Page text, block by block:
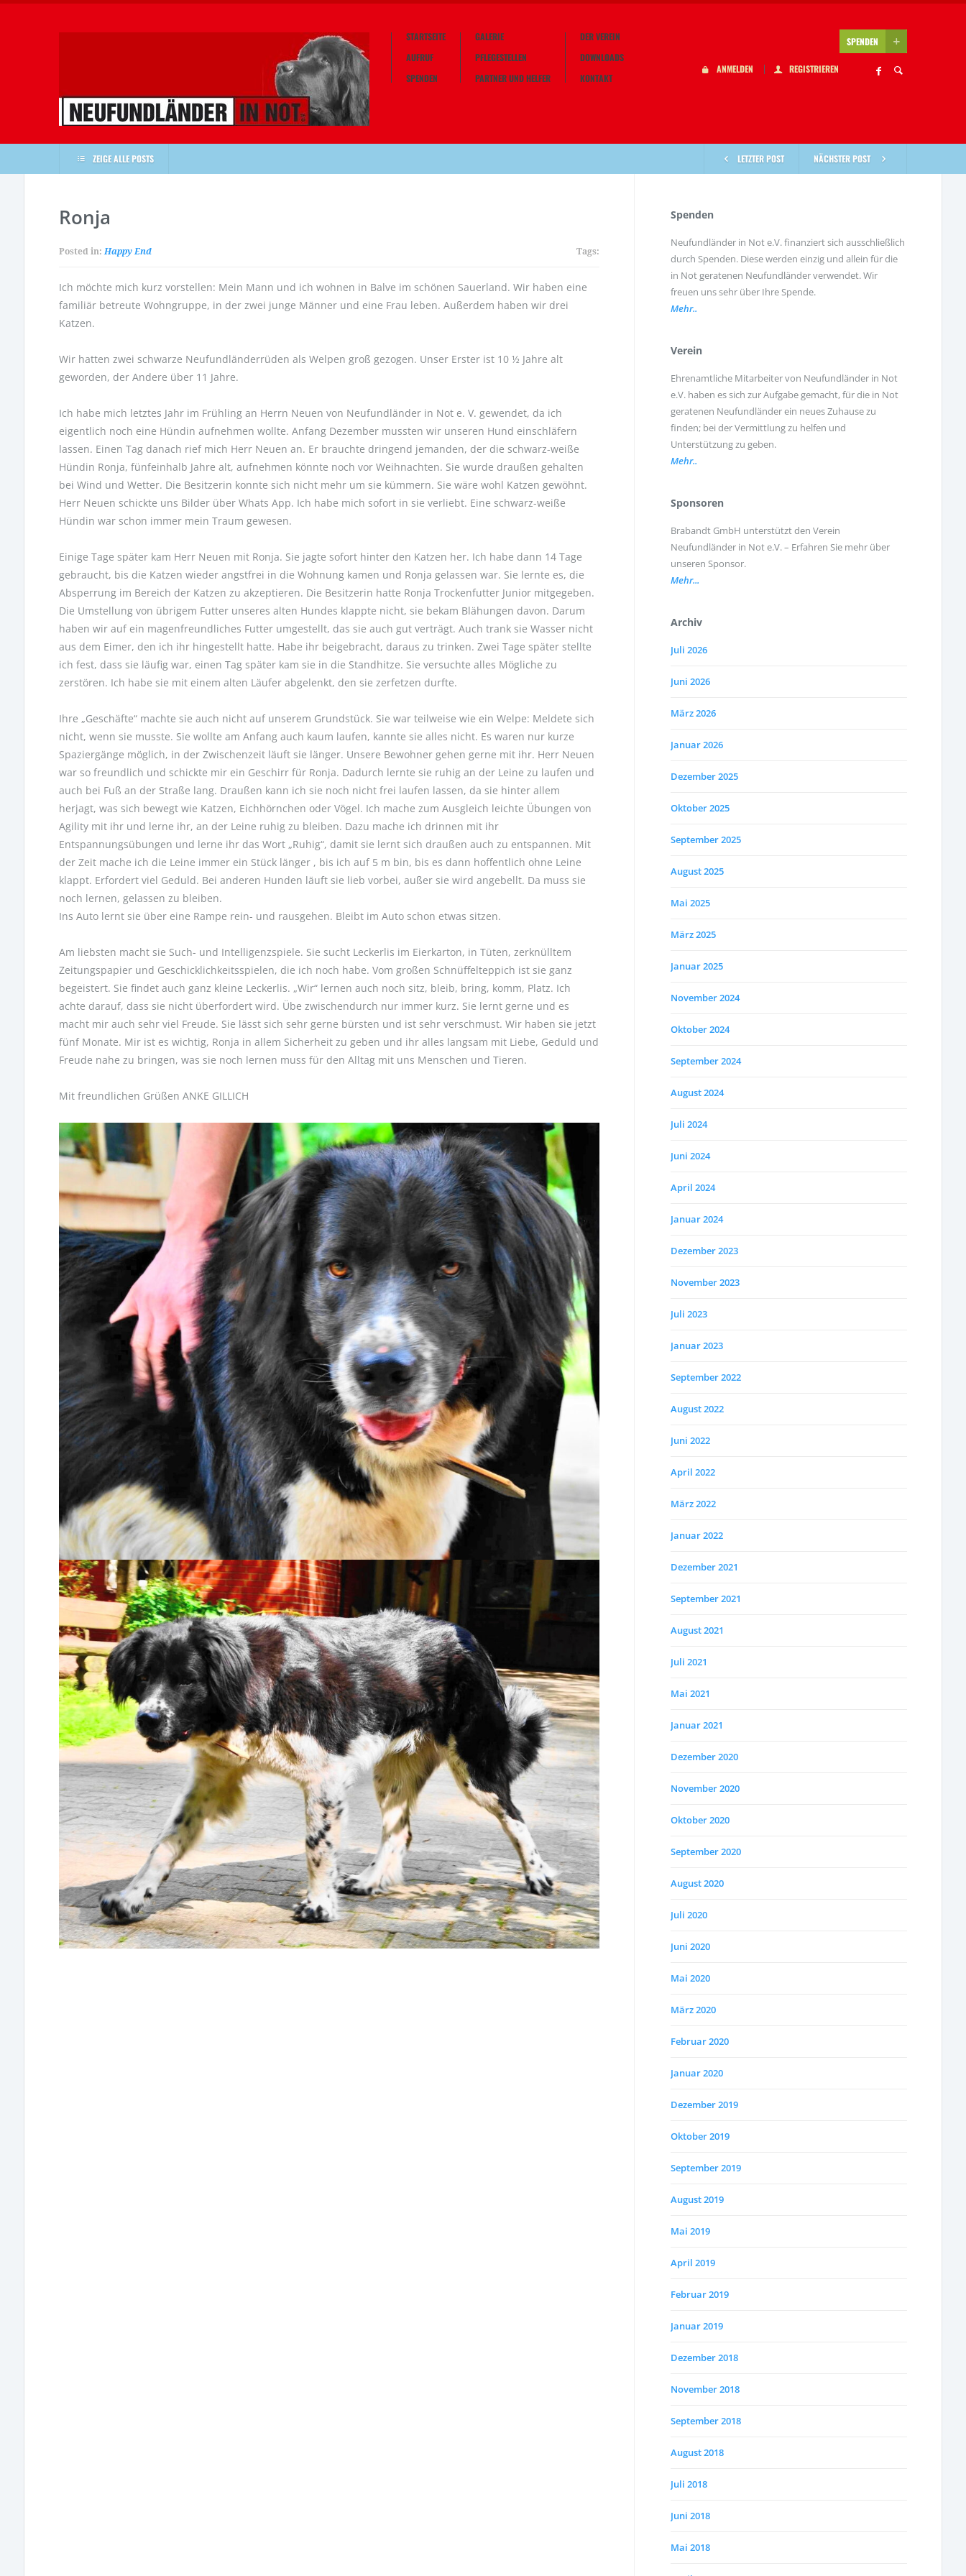
STARTSEITE
AUFRUF
SPENDEN
GALERIE
PFLEGESTELLEN
PARTNER UND HELFER
DER VEREIN
DOWNLOADS
KONTAKT
SPENDEN
ANMELDEN REGISTRIEREN
ZEIGE ALLE POSTS LETZTER POST NÄCHSTER POST
Ronja
Posted in:Happy End Tags:
Ich möchte mich kurz vorstellen: Mein Mann und ich wohnen in Balve im schönen Sauerland. Wir haben eine
familiär betreute Wohngruppe, in der zwei junge Männer und eine Frau leben. Außerdem haben wir drei
Katzen.
Wir hatten zwei schwarze Neufundländerrüden als Welpen groß gezogen. Unser Erster ist 10 ½ Jahre alt
geworden, der Andere über 11 Jahre.
Ich habe mich letztes Jahr im Frühling an Herrn Neuen von Neufundländer in Not e. V. gewendet, da ich
eigentlich noch eine Hündin aufnehmen wollte. Anfang Dezember mussten wir unseren Hund einschläfern
lassen. Einen Tag danach rief mich Herr Neuen an. Er brauchte dringend jemanden, der die schwarz-weiße
Hündin Ronja, fünfeinhalb Jahre alt, aufnehmen könnte noch vor Weihnachten. Sie wurde draußen gehalten
bei Wind und Wetter. Die Besitzerin konnte sich nicht mehr um sie kümmern. Sie wäre wohl Katzen gewöhnt.
Herr Neuen schickte uns Bilder über Whats App. Ich habe mich sofort in sie verliebt. Eine schwarz-weiße
Hündin war schon immer mein Traum gewesen.
Einige Tage später kam Herr Neuen mit Ronja. Sie jagte sofort hinter den Katzen her. Ich habe dann 14 Tage
gebraucht, bis die Katzen wieder angstfrei in die Wohnung kamen und Ronja gelassen war. Sie lernte es, die
Absperrung im Bereich der Katzen zu akzeptieren. Die Besitzerin hatte Ronja Trockenfutter Junior mitgegeben.
Die Umstellung von übrigem Futter unseres alten Hundes klappte nicht, sie bekam Blähungen davon. Darum
haben wir auf ein magenfreundliches Futter umgestellt, das sie auch gut verträgt. Auch trank sie Wasser nicht
aus dem Eimer, den ich ihr hingestellt hatte. Habe ihr beigebracht, daraus zu trinken. Zwei Tage später stellte
ich fest, dass sie läufig war, einen Tag später kam sie in die Standhitze. Sie versuchte alles Mögliche zu
zerstören. Ich habe sie mit einem alten Läufer abgelenkt, den sie zerfetzen durfte.
Ihre „Geschäfte“ machte sie auch nicht auf unserem Grundstück. Sie war teilweise wie ein Welpe: Meldete sich
nicht, wenn sie musste. Sie wollte am Anfang auch kaum laufen, kannte sie alles nicht. Es waren nur kurze
Spaziergänge möglich, in der Zwischenzeit läuft sie länger. Unsere Bewohner gehen gerne mit ihr. Herr Neuen
war so freundlich und schickte mir ein Geschirr für Ronja. Dadurch lernte sie ruhig an der Leine zu laufen und
auch bei Fuß an der Straße lang. Draußen kann ich sie noch nicht frei laufen lassen, da sie hinter allem
herjagt, was sich bewegt wie Katzen, Eichhörnchen oder Vögel. Ich mache zum Ausgleich leichte Übungen von
Agility mit ihr und lerne ihr, an der Leine ruhig zu bleiben. Dazu mache ich drinnen mit ihr
Entspannungsübungen und lerne ihr das Wort „Ruhig“, damit sie lernt sich draußen auch zu entspannen. Mit
der Zeit mache ich die Leine immer ein Stück länger , bis ich auf 5 m bin, bis es dann hoffentlich ohne Leine
klappt. Erfordert viel Geduld. Bei anderen Hunden läuft sie lieb vorbei, außer sie wird angebellt. Da muss sie
noch lernen, gelassen zu bleiben.
Ins Auto lernt sie über eine Rampe rein- und rausgehen. Bleibt im Auto schon etwas sitzen.
Am liebsten macht sie Such- und Intelligenzspiele. Sie sucht Leckerlis im Eierkarton, in Tüten, zerknülltem
Zeitungspapier und Geschicklichkeitsspielen, die ich noch habe. Vom großen Schnüffelteppich ist sie ganz
begeistert. Sie findet auch ganz kleine Leckerlis. „Wir“ lernen auch noch sitz, bleib, bring, komm, Platz. Ich
achte darauf, dass sie nicht überfordert wird. Übe zwischendurch nur immer kurz. Sie lernt gerne und es
macht mir auch sehr viel Freude. Sie lässt sich sehr gerne bürsten und ist sehr verschmust. Wir haben sie jetzt
fünf Monate. Mir ist es wichtig, Ronja in allem Sicherheit zu geben und ihr alles langsam mit Liebe, Geduld und
Freude nahe zu bringen, was sie noch lernen muss für den Alltag mit uns Menschen und Tieren.
Mit freundlichen Grüßen ANKE GILLICH
Spenden
Neufundländer in Not e.V. finanziert sich ausschließlich
durch Spenden. Diese werden einzig und allein für die
in Not geratenen Neufundländer verwendet. Wir
freuen uns sehr über Ihre Spende.
Mehr..
Verein
Ehrenamtliche Mitarbeiter von Neufundländer in Not
e.V. haben es sich zur Aufgabe gemacht, für die in Not
geratenen Neufundländer ein neues Zuhause zu
finden; bei der Vermittlung zu helfen und
Unterstützung zu geben.
Mehr..
Sponsoren
Brabandt GmbH unterstützt den Verein
Neufundländer in Not e.V. – Erfahren Sie mehr über
unseren Sponsor.
Mehr...
Archiv
Juli 2026
Juni 2026
März 2026
Januar 2026
Dezember 2025
Oktober 2025
September 2025
August 2025
Mai 2025
März 2025
Januar 2025
November 2024
Oktober 2024
September 2024
August 2024
Juli 2024
Juni 2024
April 2024
Januar 2024
Dezember 2023
November 2023
Juli 2023
Januar 2023
September 2022
August 2022
Juni 2022
April 2022
März 2022
Januar 2022
Dezember 2021
September 2021
August 2021
Juli 2021
Mai 2021
Januar 2021
Dezember 2020
November 2020
Oktober 2020
September 2020
August 2020
Juli 2020
Juni 2020
Mai 2020
März 2020
Februar 2020
Januar 2020
Dezember 2019
Oktober 2019
September 2019
August 2019
Mai 2019
April 2019
Februar 2019
Januar 2019
Dezember 2018
November 2018
September 2018
August 2018
Juli 2018
Juni 2018
Mai 2018